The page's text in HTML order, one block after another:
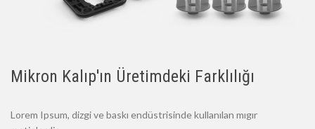
Mikron Kalıp'ın Üretimdeki Farklılığı
Lorem Ipsum, dizgi ve baskı endüstrisinde kullanılan mıgır